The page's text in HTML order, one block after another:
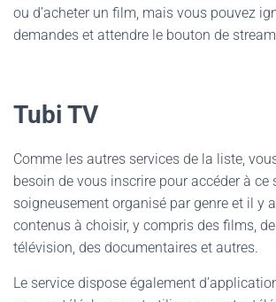
ou d’acheter un film, mais vous pouvez
demandes et attendre le bouton de
Tubi TV
Comme les autres services de la liste,
besoin de vous inscrire pour accéder à ce
soigneusement organisé par genre et il y
contenus à choisir, y compris des films,
télévision, des documentaires et autres.
Le service dispose également